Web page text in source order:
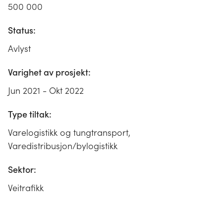
500 000
Status:
Avlyst
Varighet av prosjekt:
Jun 2021 - Okt 2022
Type tiltak:
Varelogistikk og tungtransport,
Varedistribusjon/bylogistikk
Sektor:
Veitrafikk